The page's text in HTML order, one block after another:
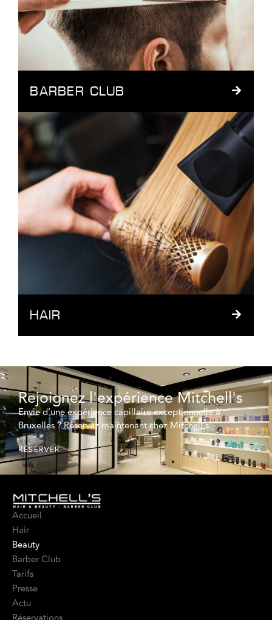
BARBER CLUB
HAIR
Rejoignez l'expérience Mitchell's
Envie d’une expérience capillaire exceptionnelle à
Bruxelles ? Réservez maintenant chez Mitchell’s.
RÉSERVER
Accueil
Hair
Beauty
Barber Club
Tarifs
Presse
Actu